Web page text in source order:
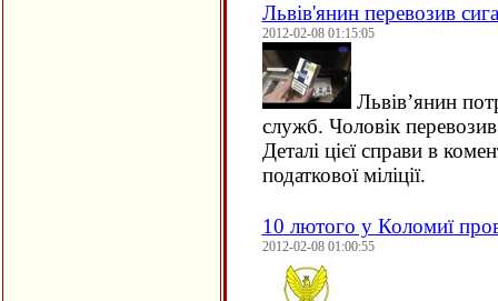
Львів'янин перевозив
2012-02-08 01:15:05
Львів’янин
служб. Чоловік
Деталі цієї справи в
податкової міліції.
10 лютого у Коломиї
2012-02-08 01:00:55